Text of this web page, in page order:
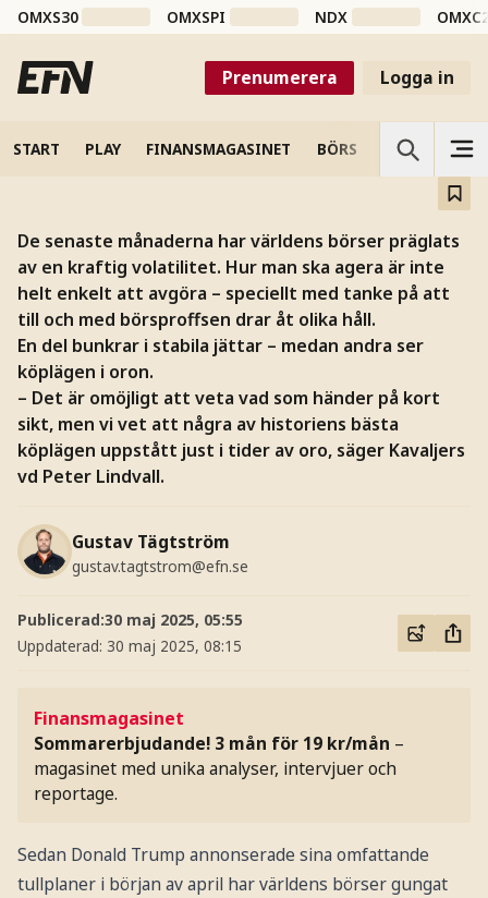
OMXS30 OMXSPI NDX
Prenumerera Logga in
START PLAY FINANSMAGASINET BÖRS VETENSKAP
Storm eller fyndläge?
Fondförvaltarna delar sina strategier i tider av oro
De senaste månaderna har världens börser präglats
av en kraftig volatilitet. Hur man ska agera är inte
helt enkelt att avgöra – speciellt med tanke på att
till och med börsproffsen drar åt olika håll.
En del bunkrar i stabila jättar – medan andra ser
köplägen i oron.
– Det är omöjligt att veta vad som händer på kort
sikt, men vi vet att några av historiens bästa
köplägen uppstått just i tider av oro, säger Kavaljers
vd Peter Lindvall.
Gustav Tägtström
gustav.tagtstrom@efn.se
Publicerad:30 maj 2025, 05:55
Uppdaterad: 30 maj 2025, 08:15
Finansmagasinet
Sommarerbjudande! 3 mån för 19 kr/mån –
magasinet med unika analyser, intervjuer och
reportage.
Sedan Donald Trump annonserade sina omfattande
tullplaner i början av april har världens börser gungat